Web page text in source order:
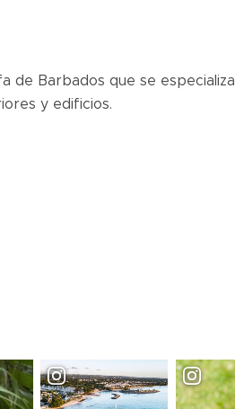
de Barbados que se
y edificios.